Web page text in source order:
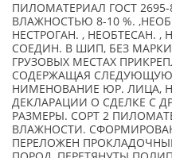
ПИЛОМАТЕРИАЛ ГОСТ 2695-
ВЛАЖНОСТЬЮ 8-10 %.
НЕСТРОГАН. ,
СОЕДИН. В ШИП, БЕЗ
ГРУЗОВЫХ МЕСТАХ
СОДЕРЖАЩАЯ
НИМЕНОВАНИЕ ЮР. ЛИЦА,
ДЕКЛАРАЦИИ О СДЕЛКЕ С
РАЗМЕРЫ. СОРТ 2
ВЛАЖНОСТИ.
ПЕРЕЛОЖЕН